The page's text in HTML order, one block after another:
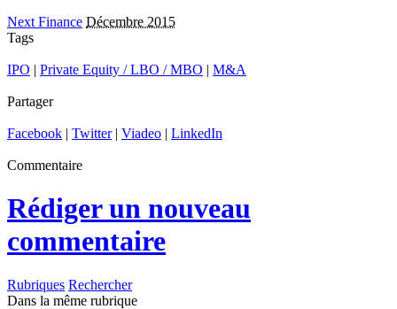
Next Finance Décembre 2015
Tags
IPO | Private Equity / LBO / MBO | M&A
Partager
Facebook | Twitter| Viadeo | LinkedIn
Commentaire
Rédiger un nouveau
commentaire
Rubriques Rechercher
Dans la même rubrique